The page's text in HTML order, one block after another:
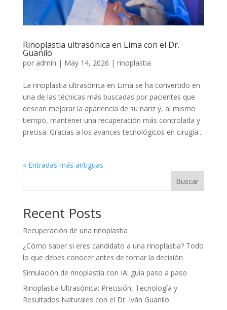
Rinoplastia ultrasónica en Lima con el Dr.
Guanilo
por admin | May 14, 2026 | rinoplastia
La rinoplastia ultrasónica en Lima se ha convertido en
una de las técnicas más buscadas por pacientes que
desean mejorar la apariencia de su nariz y, al mismo
tiempo, mantener una recuperación más controlada y
precisa. Gracias a los avances tecnológicos en cirugía...
« Entradas más antiguas
Buscar
Recent Posts
Recuperación de una rinoplastia
¿Cómo saber si eres candidato a una rinoplastia? Todo
lo que debes conocer antes de tomar la decisión
Simulación de rinoplastía con IA: guía paso a paso
Rinoplastia Ultrasónica: Precisión, Tecnología y
Resultados Naturales con el Dr. Iván Guanilo